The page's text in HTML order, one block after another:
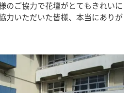
のご協力で花壇がとてもきれいに
力いただいた皆様、本当にありが